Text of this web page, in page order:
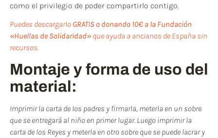
como el privilegio de poder compartirlo contigo.
Puedes descargarlo GRATIS o donando 10€ a la Fundación
«Huellas de Solidaridad» que ayuda a ancianos de España sin
recursos.
Montaje y forma de uso del
material:
Imprimir la carta de los padres y firmarla, meterla en un sobre
que se entregará al niño en primer lugar. Luego imprimir la
carta de los Reyes y meterla en otro sobre que se puede lacrar y